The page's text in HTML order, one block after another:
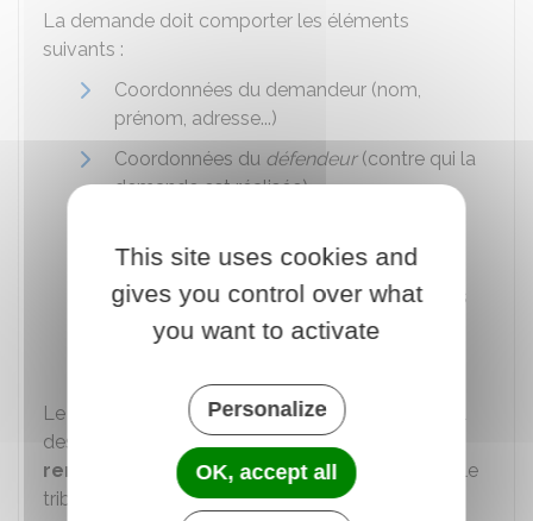
La demande doit comporter les éléments
suivants :
Coordonnées du demandeur (nom,
prénom, adresse...)
Coordonnées du défendeur(contre qui la
demande est réalisée)
Exposé sommaire des motifs de la
demande, qui mentionne l'ensemble des
prétentions (sommes réclamées) du
Le salarié peut présenter sa demande au conseil
des prud'hommessur papier libre
remplir le formulaire de requête
pour saisir le
tribunal.
This site uses cookies and
gives you control over what
you want to activate
Personalize
OK, accept all